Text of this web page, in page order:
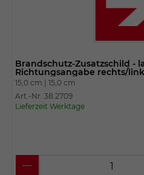
Brandschutz-Zusatzschild -
Richtungsangabe rechts/
15,0 cm | 15,0 cm
Art.-Nr. 38.2709
Lieferzeit Werktage